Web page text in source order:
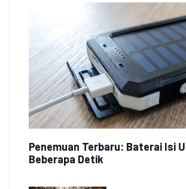
Penemuan Terbaru: Baterai Isi
Beberapa Detik